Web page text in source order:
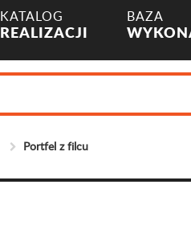
KATALOG
REALIZACJI
BAZA
Portfel z filcu